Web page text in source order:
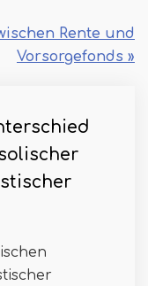
Rente und
Vorsorgefonds »